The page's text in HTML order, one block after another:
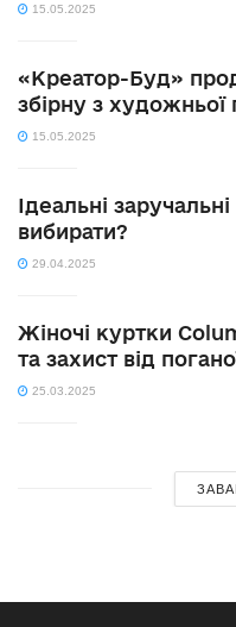
15.05.2025
«Креатор-Буд»
збірну з художньої
15.05.2025
Ідеальні
вибирати?
29.04.2025
Жіночі куртки
та захист від
25.03.2025